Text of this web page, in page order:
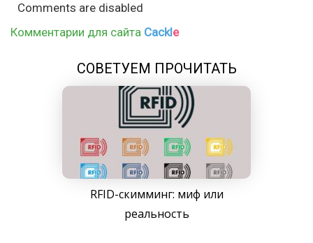
Comments are disabled
Комментарии для сайта Cackle
СОВЕТУЕМ ПРОЧИТАТЬ
RFID-скимминг: миф или
реальность